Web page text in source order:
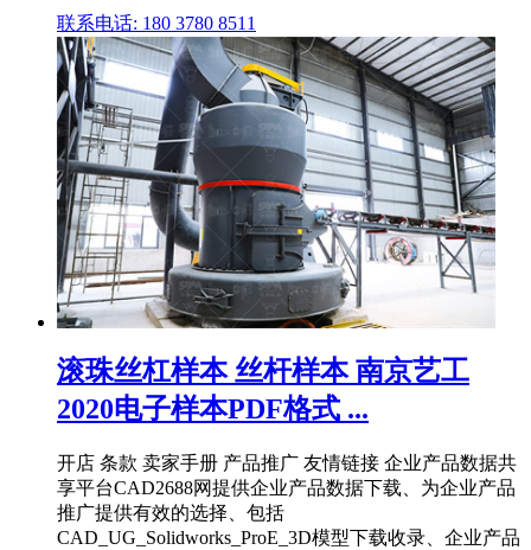
联系电话: 180 3780 8511
滚珠丝杠样本 丝杆样本 南京艺工
2020电子样本PDF格式 ...
开店 条款 卖家手册 产品推广 友情链接 企业产品数据共
享平台CAD2688网提供企业产品数据下载、为企业产品
推广提供有效的选择、包括
CAD_UG_Solidworks_ProE_3D模型下载收录、企业产品